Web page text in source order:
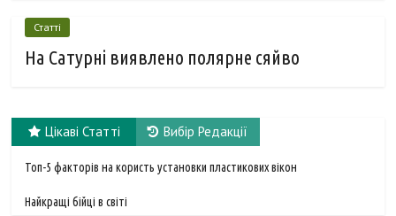
Статті
На Сатурні виявлено полярне сяйво
Цікаві Статті Вибір Редакції
Топ-5 факторів на користь установки пластикових вікон
Найкращі бійці в світі